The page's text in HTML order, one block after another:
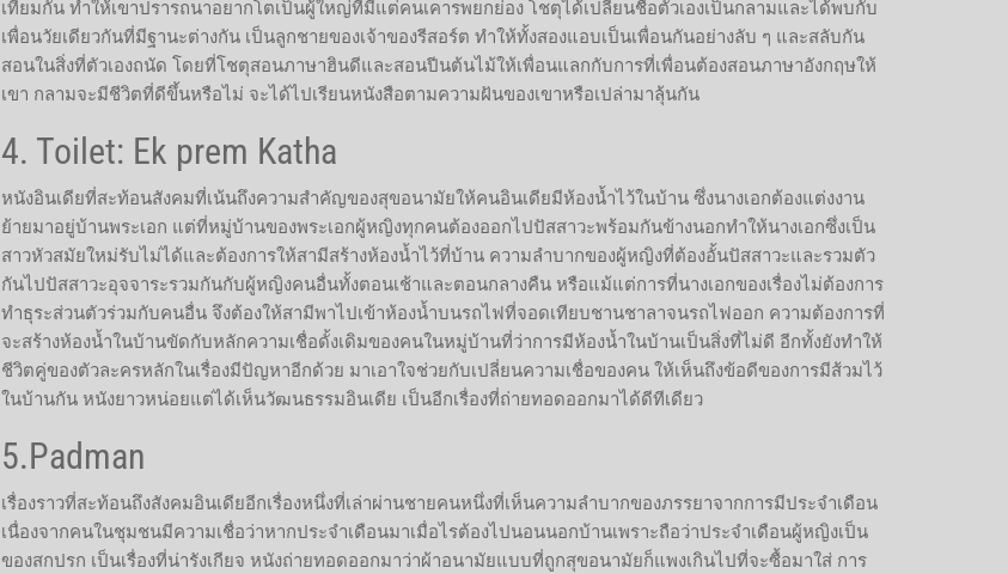
เทียมกัน ทำให้เขาปรารถนาอยากโตเป็นผู้ใหญ่ที่มีแต่คนเคารพยกย่อง โชตุได้เปลี่ยนชื่อตัวเองเป็นกลามและได้พบกับ
เพื่อนวัยเดียวกันที่มีฐานะต่างกัน เป็นลูกชายของเจ้าของรีสอร์ต ทำให้ทั้งสองแอบเป็นเพื่อนกันอย่างลับ ๆ และสลับกัน
สอนในสิ่งที่ตัวเองถนัด โดยที่โชตุสอนภาษาฮินดีและสอนปีนต้นไม้ให้เพื่อนแลกกับการที่เพื่อนต้องสอนภาษาอังกฤษให้
เขา กลามจะมีชีวิตที่ดีขึ้นหรือไม่ จะได้ไปเรียนหนังสือตามความฝันของเขาหรือเปล่ามาลุ้นกัน
4. Toilet: Ek prem Katha
หนังอินเดียที่สะท้อนสังคมที่เน้นถึงความสำคัญของสุขอนามัยให้คนอินเดียมีห้องน้ำไว้ในบ้าน ซึ่งนางเอกต้องแต่งงาน
ย้ายมาอยู่บ้านพระเอก แต่ที่หมู่บ้านของพระเอกผู้หญิงทุกคนต้องออกไปปัสสาวะพร้อมกันข้างนอกทำให้นางเอกซึ่งเป็น
สาวหัวสมัยใหม่รับไม่ได้และต้องการให้สามีสร้างห้องน้ำไว้ที่บ้าน ความลำบากของผู้หญิงที่ต้องอั้นปัสสาวะและรวมตัว
กันไปปัสสาวะอุจจาระรวมกันกับผู้หญิงคนอื่นทั้งตอนเช้าและตอนกลางคืน หรือแม้แต่การที่นางเอกของเรื่องไม่ต้องการ
ทำธุระส่วนตัวร่วมกับคนอื่น จึงต้องให้สามีพาไปเข้าห้องน้ำบนรถไฟที่จอดเทียบชานชาลาจนรถไฟออก ความต้องการที่
จะสร้างห้องน้ำในบ้านขัดกับหลักความเชื่อดั้งเดิมของคนในหมู่บ้านที่ว่าการมีห้องน้ำในบ้านเป็นสิ่งที่ไม่ดี อีกทั้งยังทำให้
ชีวิตคู่ของตัวละครหลักในเรื่องมีปัญหาอีกด้วย มาเอาใจช่วยกับเปลี่ยนความเชื่อของคน ให้เห็นถึงข้อดีของการมีส้วมไว้
ในบ้านกัน หนังยาวหน่อยแต่ได้เห็นวัฒนธรรมอินเดีย เป็นอีกเรื่องที่ถ่ายทอดออกมาได้ดีทีเดียว
5.Padman
เรื่องราวที่สะท้อนถึงสังคมอินเดียอีกเรื่องหนึ่งที่เล่าผ่านชายคนหนึ่งที่เห็นความลำบากของภรรยาจากการมีประจำเดือน
เนื่องจากคนในชุมชนมีความเชื่อว่าหากประจำเดือนมาเมื่อไรต้องไปนอนนอกบ้านเพราะถือว่าประจำเดือนผู้หญิงเป็น
ของสกปรก เป็นเรื่องที่น่ารังเกียจ หนังถ่ายทอดออกมาว่าผ้าอนามัยแบบที่ถูกสุขอนามัยก็แพงเกินไปที่จะซื้อมาใส่ การ